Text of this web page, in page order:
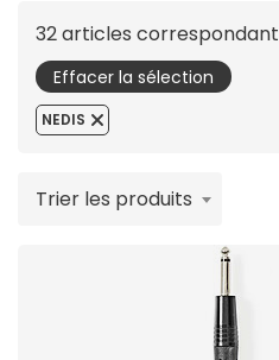
32 articles correspondant
Effacer la sélection
NEDIS
Trier les produits